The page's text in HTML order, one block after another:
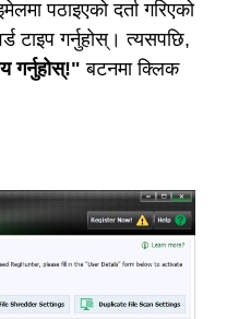
पठाइएको दर्ता गरिएको
टाइप गर्नुहोस्। त्यसपछि,
गर्नुहोस्!" बटनमा क्लिक